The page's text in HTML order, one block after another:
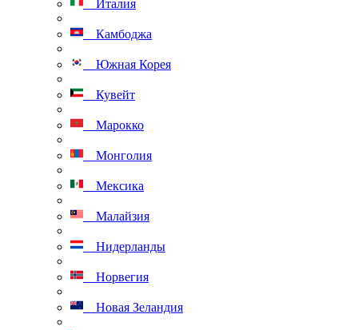
Италия
Камбоджа
Южная Корея
Кувейт
Марокко
Монголия
Мексика
Малайзия
Нидерланды
Норвегия
Новая Зеландия